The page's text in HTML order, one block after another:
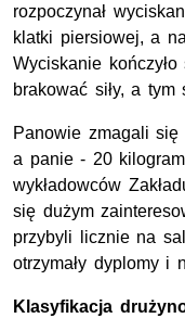
rozpoczynał
klatki piersiowej, a
Wyciskanie
brakować siły, a
Panowie zmagali
a panie - 20
wykładowców
się dużym
przybyli licznie na
otrzymały dyplomy i
Klasyfikacja